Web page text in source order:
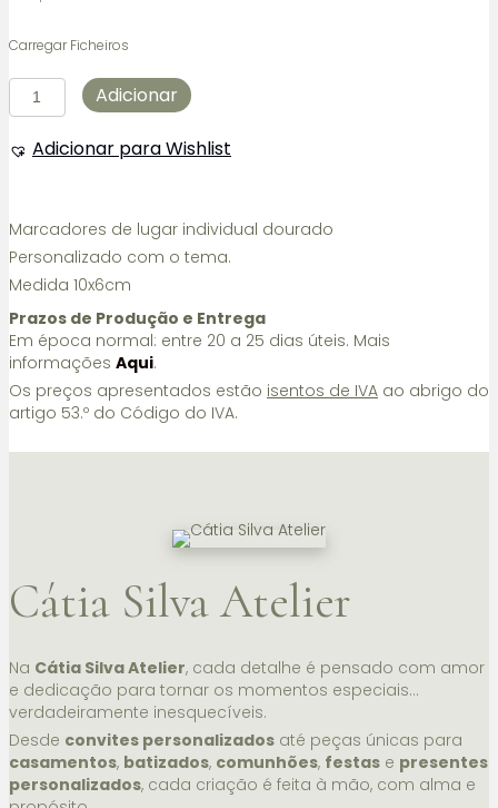
Carregar Ficheiros
Quantidade
de
de
dourado
Adicionar
Adicionar para Wishlist
Marcadores de lugar individual dourado
Personalizado com o tema.
Medida 10x6cm
Prazos de Produção e Entrega
Em época normal: entre 20 a 25 dias úteis. Mais
informações Aqui.
Os preços apresentados estão isentos de IVA ao abrigo do
artigo 53.º do Código do IVA.
Cátia Silva Atelier
Na Cátia Silva Atelier, cada detalhe é pensado com amor
e dedicação para tornar os momentos especiais…
verdadeiramente inesquecíveis.
Desde convites personalizados até peças únicas para
casamentos, batizados, comunhões, festas e presentes
personalizados, cada criação é feita à mão, com alma e